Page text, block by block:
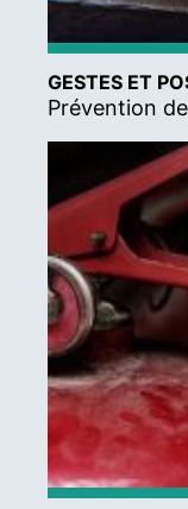
GESTES ET
Prévention